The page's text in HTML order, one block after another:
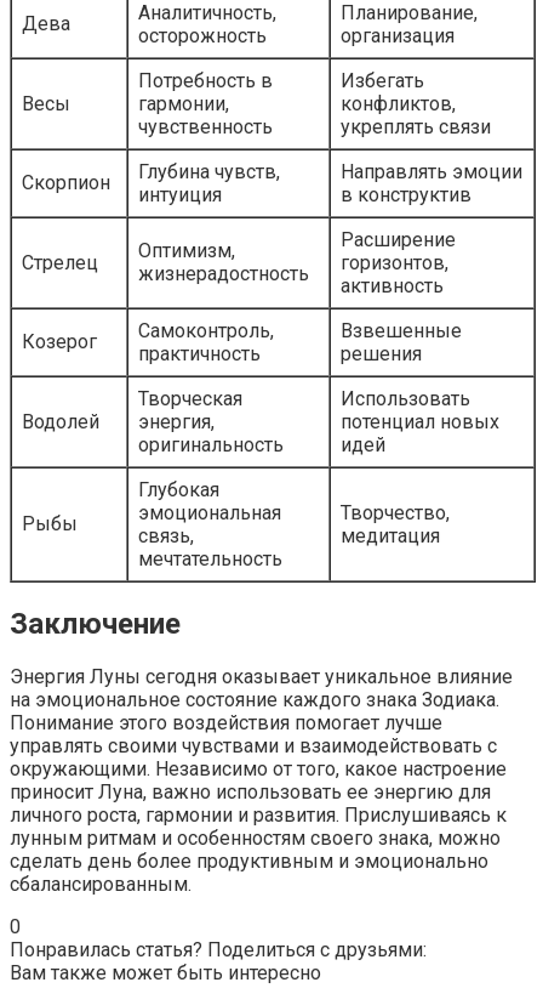
Дева
Аналитичность,
осторожность
Планирование,
организация
Весы
Потребность в
гармонии,
чувственность
Избегать
конфликтов,
укреплять связи
Скорпион
Глубина чувств,
интуиция
Направлять эмоции
в конструктив
Стрелец
Оптимизм,
жизнерадостность
Расширение
горизонтов,
активность
Козерог
Самоконтроль,
практичность
Взвешенные
решения
Водолей
Творческая
энергия,
оригинальность
Использовать
потенциал новых
идей
Рыбы
Глубокая
эмоциональная
связь,
мечтательность
Творчество,
медитация
Заключение
Энергия Луны сегодня оказывает уникальное влияние
на эмоциональное состояние каждого знака Зодиака.
Понимание этого воздействия помогает лучше
управлять своими чувствами и взаимодействовать с
окружающими. Независимо от того, какое настроение
приносит Луна, важно использовать ее энергию для
личного роста, гармонии и развития. Прислушиваясь к
лунным ритмам и особенностям своего знака, можно
сделать день более продуктивным и эмоционально
сбалансированным.
0
Понравилась статья? Поделиться с друзьями:
Вам также может быть интересно